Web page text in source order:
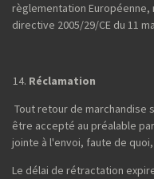
règlementation Européenne,
directive 2005/29/CE du 11
Réclamation
Tout retour de marchandise
être accepté au préalable
jointe à l'envoi, faute de
Le délai de rétractation